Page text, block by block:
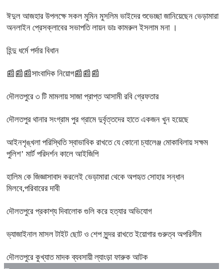
ঈদুল আজহার উপলক্ষে সকল মুমিন মুসলিম ভাইদের শুভেচ্ছা জানিয়েছেন ভেড়ামারা
অনলাইন প্রেসক্লাবের সভাপতি লায়ন ডাঃ কামরুল ইসলাম মনা ।
হিন্দু ধর্মে পর্দার বিধান
📰📰📰সাংবাদিক নিয়োগ📰📰📰
দৌলতপুরে ৩ টি মামলায় সাজা প্রাপ্ত আসামী রবি গ্রেফতার
দৌলতপুর থানার সংগ্রাম পুর গ্রামে দুর্বৃত্তদের হাতে একজন খুন হয়েছে
আইনশৃঙ্খলা পরিস্থিতি স্বাভাবিক রাখতে যে কোনো চ্যালেঞ্জ মোকাবিলায় সক্ষম
পুলিশ’ মার্ট পরিদর্শন কালে আইজিপি
হালিম কে জিজ্ঞাসাবাদ করলেই ভেড়ামারা থেকে অপহৃত সোহার সন্ধান
মিলবে,পরিবারের দাবী
দৌলতপুরে প্রকাশ্য দিবালোক গুলি করে হত্যার অভিযোগ
ভ্যাজাইনাল মাসল টাইট ছোট ও শেপ সুন্দর রাখতে ইয়োগার গুরুত্ব অপরিসীম
দৌলতপুরে কুখ্যাত মাদক ব্যবসায়ী ল্যাংড়া ফারুক আটক